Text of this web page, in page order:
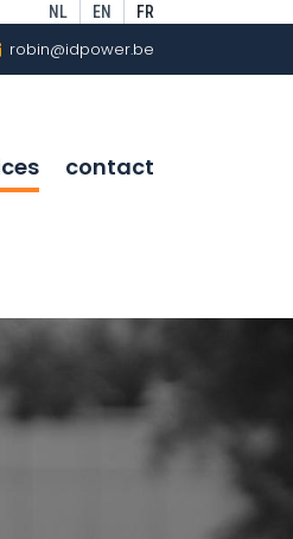
NL EN FR
robin@idpower.be
contact